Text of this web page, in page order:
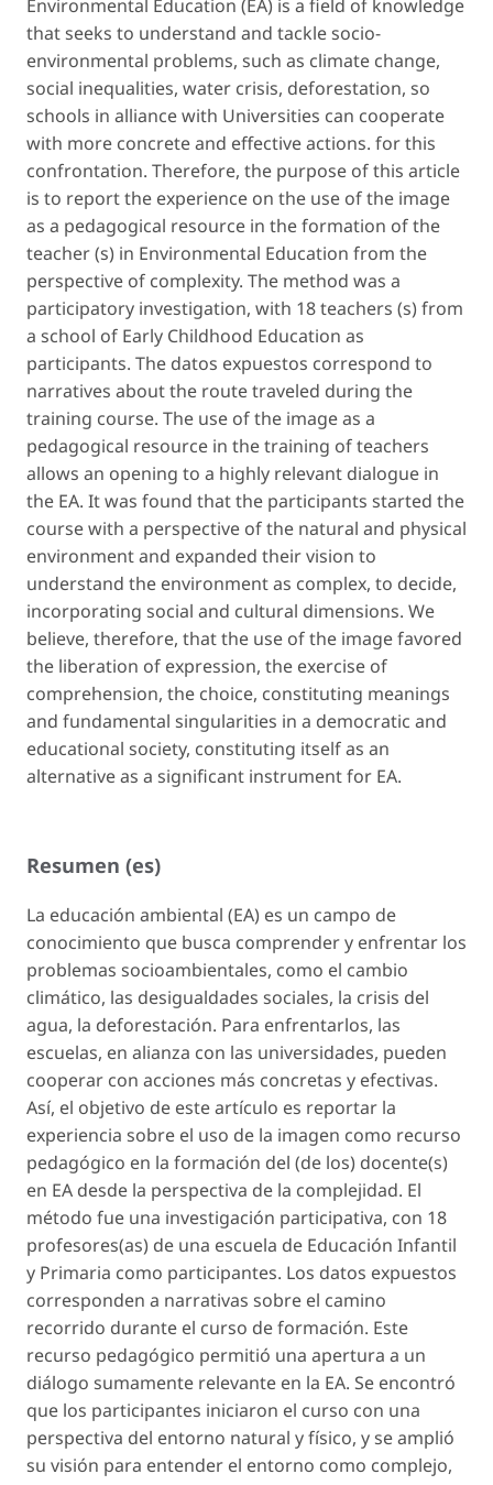
Environmental Education (EA) is a field of knowledge
that seeks to understand and tackle socio-
environmental problems, such as climate change,
social inequalities, water crisis, deforestation, so
schools in alliance with Universities can cooperate
with more concrete and effective actions. for this
confrontation. Therefore, the purpose of this article
is to report the experience on the use of the image
as a pedagogical resource in the formation of the
teacher (s) in Environmental Education from the
perspective of complexity. The method was a
participatory investigation, with 18 teachers (s) from
a school of Early Childhood Education as
participants. The datos expuestos correspond to
narratives about the route traveled during the
training course. The use of the image as a
pedagogical resource in the training of teachers
allows an opening to a highly relevant dialogue in
the EA. It was found that the participants started the
course with a perspective of the natural and physical
environment and expanded their vision to
understand the environment as complex, to decide,
incorporating social and cultural dimensions. We
believe, therefore, that the use of the image favored
the liberation of expression, the exercise of
comprehension, the choice, constituting meanings
and fundamental singularities in a democratic and
educational society, constituting itself as an
alternative as a significant instrument for EA.
Resumen (es)
La educación ambiental (EA) es un campo de
conocimiento que busca comprender y enfrentar los
problemas socioambientales, como el cambio
climático, las desigualdades sociales, la crisis del
agua, la deforestación. Para enfrentarlos, las
escuelas, en alianza con las universidades, pueden
cooperar con acciones más concretas y efectivas.
Así, el objetivo de este artículo es reportar la
experiencia sobre el uso de la imagen como recurso
pedagógico en la formación del (de los) docente(s)
en EA desde la perspectiva de la complejidad. El
método fue una investigación participativa, con 18
profesores(as) de una escuela de Educación Infantil
y Primaria como participantes. Los datos expuestos
corresponden a narrativas sobre el camino
recorrido durante el curso de formación. Este
recurso pedagógico permitió una apertura a un
diálogo sumamente relevante en la EA. Se encontró
que los participantes iniciaron el curso con una
perspectiva del entorno natural y físico, y se amplió
su visión para entender el entorno como complejo,